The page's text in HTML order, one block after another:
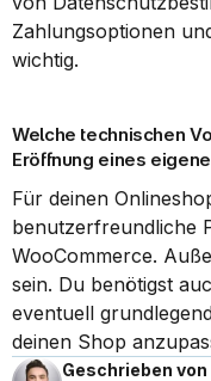
Zahlungsoptionen
wichtig.
Welche technischen
Eröffnung eines
Für deinen
benutzerfreundliche
WooCommerce.
sein. Du benötigst
eventuell
deinen Shop
Geschrieben